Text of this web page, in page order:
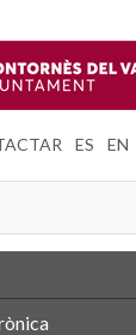
ES EN